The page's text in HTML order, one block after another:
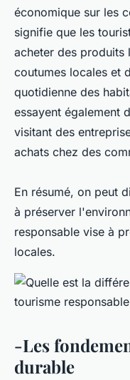
économique sur les
signifie que les
acheter des produits
coutumes locales et
quotidienne des
essayent également
visitant des
achats chez des
En résumé, on peut
à préserver
responsable vise à
locales.
-Les
durable